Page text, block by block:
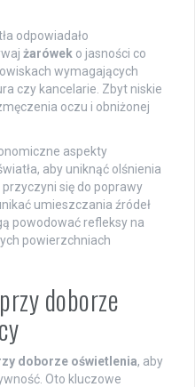
odpowiadało
żarówek o jasności co
wymagających
czy kancelarie. Zbyt niskie
oczu i obniżonej
aspekty
aby uniknąć olśnienia
się do poprawy
umieszczania źródeł
powodować refleksy na
powierzchniach
doborze
doborze oświetlenia, aby
Oto kluczowe